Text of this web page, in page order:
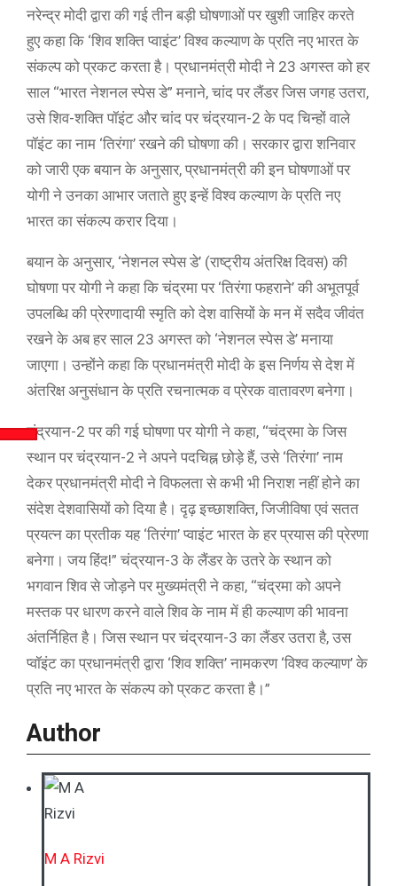
नरेन्द्र मोदी द्वारा की गई तीन बड़ी घोषणाओं पर खुशी जाहिर करते
हुए कहा कि ‘शिव शक्ति प्वाइंट’ विश्व कल्याण के प्रति नए भारत के
संकल्प को प्रकट करता है। प्रधानमंत्री मोदी ने 23 अगस्त को हर
साल ‘‘भारत नेशनल स्पेस डे” मनाने, चांद पर लैंडर जिस जगह उतरा,
उसे शिव-शक्ति पॉइंट और चांद पर चंद्रयान-2 के पद चिन्हों वाले
पॉइंट का नाम ‘तिरंगा’ रखने की घोषणा की। सरकार द्वारा शनिवार
को जारी एक बयान के अनुसार, प्रधानमंत्री की इन घोषणाओं पर
योगी ने उनका आभार जताते हुए इन्हें विश्व कल्याण के प्रति नए
भारत का संकल्प करार दिया।
बयान के अनुसार, ‘नेशनल स्पेस डे’ (राष्ट्रीय अंतरिक्ष दिवस) की
घोषणा पर योगी ने कहा कि चंद्रमा पर ‘तिरंगा फहराने’ की अभूतपूर्व
उपलब्धि की प्रेरणादायी स्मृति को देश वासियों के मन में सदैव जीवंत
रखने के अब हर साल 23 अगस्त को ‘नेशनल स्पेस डे’ मनाया
जाएगा। उन्होंने कहा कि प्रधानमंत्री मोदी के इस निर्णय से देश में
अंतरिक्ष अनुसंधान के प्रति रचनात्मक व प्रेरक वातावरण बनेगा।
चंद्रयान-2 पर की गई घोषणा पर योगी ने कहा, ‘‘चंद्रमा के जिस
स्थान पर चंद्रयान-2 ने अपने पदचिह्न छोड़े हैं, उसे ‘तिरंगा’ नाम
देकर प्रधानमंत्री मोदी ने विफलता से कभी भी निराश नहीं होने का
संदेश देशवासियों को दिया है। दृढ़ इच्छाशक्ति, जिजीविषा एवं सतत
प्रयत्न का प्रतीक यह ‘तिरंगा’ प्वाइंट भारत के हर प्रयास की प्रेरणा
बनेगा। जय हिंद!” चंद्रयान-3 के लैंडर के उतरे के स्थान को
भगवान शिव से जोड़ने पर मुख्यमंत्री ने कहा, ‘‘चंद्रमा को अपने
मस्तक पर धारण करने वाले शिव के नाम में ही कल्याण की भावना
अंतर्निहित है। जिस स्थान पर चंद्रयान-3 का लैंडर उतरा है, उस
प्वॉइंट का प्रधानमंत्री द्वारा ‘शिव शक्ति’ नामकरण ‘विश्व कल्याण’ के
प्रति नए भारत के संकल्प को प्रकट करता है।”
Author
M A Rizvi